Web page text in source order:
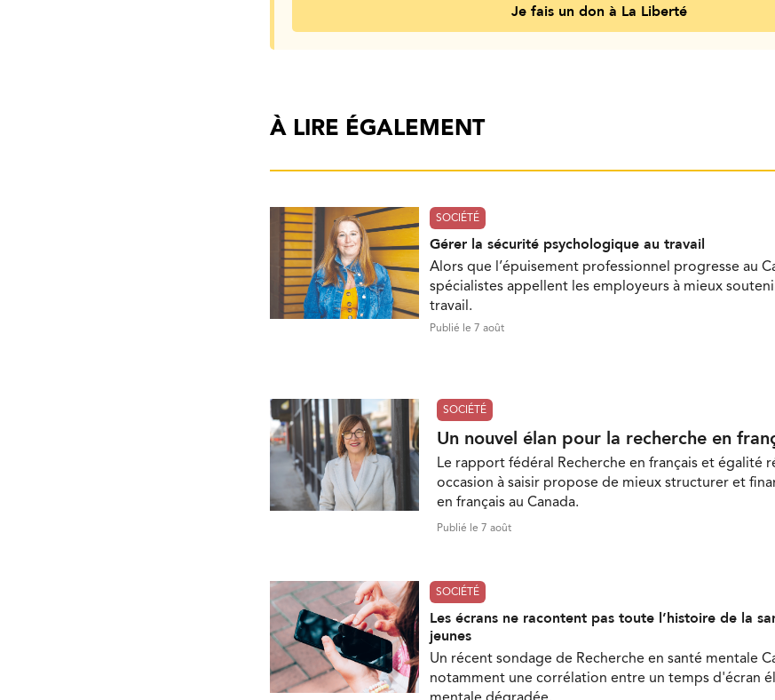
Je fais un don à La Liberté
À LIRE ÉGALEMENT
SOCIÉTÉ
Gérer la sécurité psychologique au travail
Alors que l’épuisement professionnel progresse au
spécialistes appellent les employeurs à mieux
travail.
Publié le 7 août
SOCIÉTÉ
Un nouvel élan pour la recherche en
Le rapport fédéral Recherche en français et égalité
occasion à saisir propose de mieux structurer et
en français au Canada.
Publié le 7 août
SOCIÉTÉ
Les écrans ne racontent pas toute l’histoire de la
jeunes
Un récent sondage de Recherche en santé mentale
notamment une corrélation entre un temps d'écran